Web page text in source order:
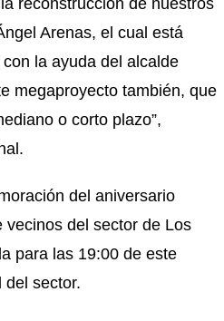
reconstrucción de nuestros
Arenas, el cual está
la ayuda del alcalde
megaproyecto también, que
o corto plazo”,
del aniversario
vecinos del sector de Los
para las 19:00 de este
del sector.